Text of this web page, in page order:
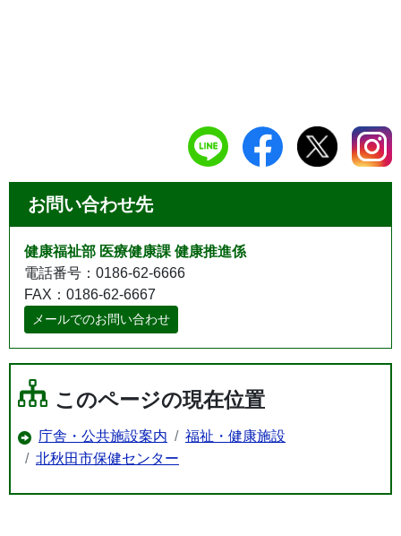
お問い合わせ先
健康福祉部 医療健康課 健康推進係
電話番号：0186-62-6666
FAX：0186-62-6667
メールでのお問い合わせ
このページの現在位置
庁舎・公共施設案内
福祉・健康施設
北秋田市保健センター